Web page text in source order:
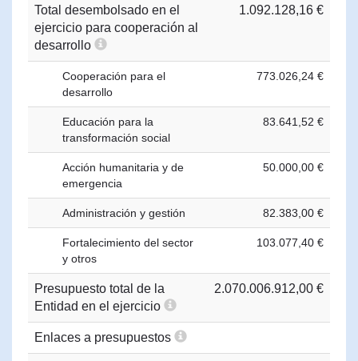
Total desembolsado en el
ejercicio para cooperación al
desarrollo
1.092.128,16 €
Cooperación para el
desarrollo
773.026,24 €
Educación para la
transformación social
83.641,52 €
Acción humanitaria y de
emergencia
50.000,00 €
Administración y gestión 82.383,00 €
Fortalecimiento del sector
y otros
103.077,40 €
Presupuesto total de la
Entidad en el ejercicio
2.070.006.912,00 €
Enlaces a presupuestos